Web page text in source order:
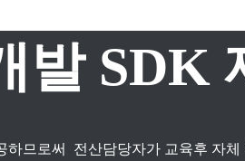
발 SDK
하므로써 전산담당자가 교육후 자